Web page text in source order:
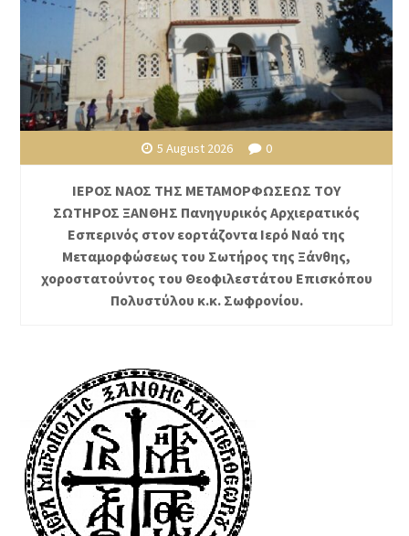
5 August 2026 0
ΙΕΡΟΣ ΝΑΟΣ ΤΗΣ ΜΕΤΑΜΟΡΦΩΣΕΩΣ ΤΟΥ
ΣΩΤΗΡΟΣ ΞΑΝΘΗΣ Πανηγυρικός Αρχιερατικός
Εσπερινός στον εορτάζοντα Ιερό Ναό της
Μεταμορφώσεως του Σωτήρος της Ξάνθης,
χοροστατούντος του Θεοφιλεστάτου Επισκόπου
Πολυστύλου κ.κ. Σωφρονίου.